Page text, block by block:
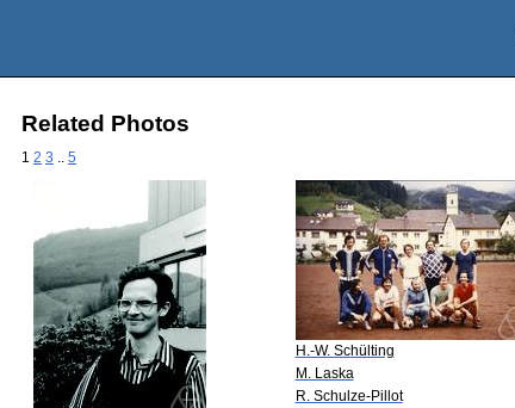
Related Photos
1 2 3 5
H.-W. Schülting
M. Laska
R. Schulze-Pillot